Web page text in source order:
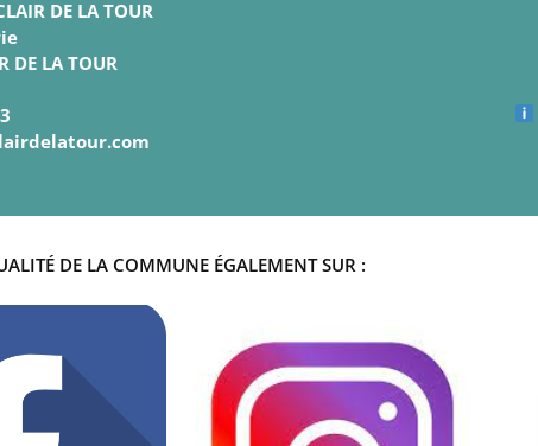
DE LA TOUR
DE LA TOUR
DE LA COMMUNE ÉGALEMENT SUR :